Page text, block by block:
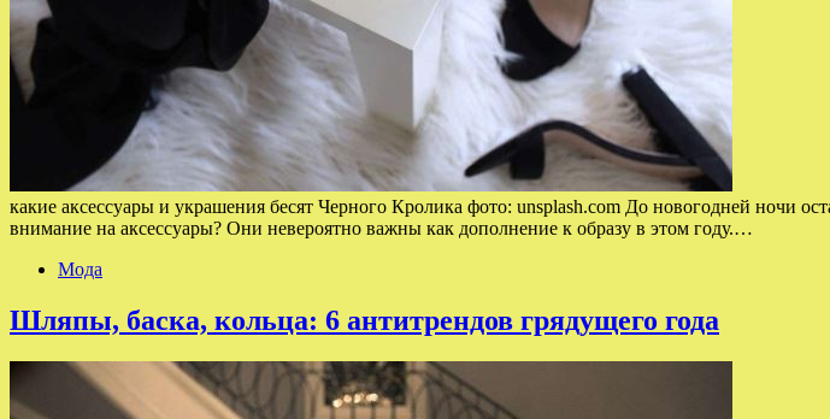
какие аксессуары и украшения бесят Черного Кролика фото: unsplash.com До новогодней ночи
внимание на аксессуары? Они невероятно важны как дополнение к образу в этом году.…
Мода
Шляпы, баска, кольца: 6 антитрендов грядущего года